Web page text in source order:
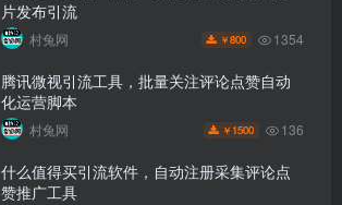
片发布引流
村兔网 ￥800 1354
腾讯微视引流工具，批量关注评论点赞自动
化运营脚本
村兔网 ￥ 1500 136
什么值得买引流软件，自动注册采集评论点
赞推广工具